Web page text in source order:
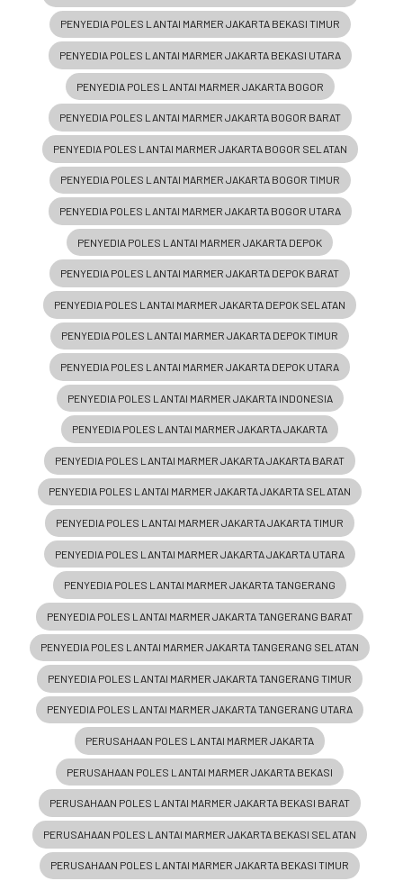
PENYEDIA POLES LANTAI MARMER JAKARTA BEKASI TIMUR
PENYEDIA POLES LANTAI MARMER JAKARTA BEKASI UTARA
PENYEDIA POLES LANTAI MARMER JAKARTA BOGOR
PENYEDIA POLES LANTAI MARMER JAKARTA BOGOR BARAT
PENYEDIA POLES LANTAI MARMER JAKARTA BOGOR SELATAN
PENYEDIA POLES LANTAI MARMER JAKARTA BOGOR TIMUR
PENYEDIA POLES LANTAI MARMER JAKARTA BOGOR UTARA
PENYEDIA POLES LANTAI MARMER JAKARTA DEPOK
PENYEDIA POLES LANTAI MARMER JAKARTA DEPOK BARAT
PENYEDIA POLES LANTAI MARMER JAKARTA DEPOK SELATAN
PENYEDIA POLES LANTAI MARMER JAKARTA DEPOK TIMUR
PENYEDIA POLES LANTAI MARMER JAKARTA DEPOK UTARA
PENYEDIA POLES LANTAI MARMER JAKARTA INDONESIA
PENYEDIA POLES LANTAI MARMER JAKARTA JAKARTA
PENYEDIA POLES LANTAI MARMER JAKARTA JAKARTA BARAT
PENYEDIA POLES LANTAI MARMER JAKARTA JAKARTA SELATAN
PENYEDIA POLES LANTAI MARMER JAKARTA JAKARTA TIMUR
PENYEDIA POLES LANTAI MARMER JAKARTA JAKARTA UTARA
PENYEDIA POLES LANTAI MARMER JAKARTA TANGERANG
PENYEDIA POLES LANTAI MARMER JAKARTA TANGERANG BARAT
PENYEDIA POLES LANTAI MARMER JAKARTA TANGERANG SELATAN
PENYEDIA POLES LANTAI MARMER JAKARTA TANGERANG TIMUR
PENYEDIA POLES LANTAI MARMER JAKARTA TANGERANG UTARA
PERUSAHAAN POLES LANTAI MARMER JAKARTA
PERUSAHAAN POLES LANTAI MARMER JAKARTA BEKASI
PERUSAHAAN POLES LANTAI MARMER JAKARTA BEKASI BARAT
PERUSAHAAN POLES LANTAI MARMER JAKARTA BEKASI SELATAN
PERUSAHAAN POLES LANTAI MARMER JAKARTA BEKASI TIMUR